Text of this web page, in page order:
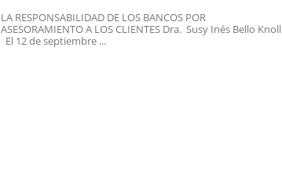
LA RESPONSABILIDAD DE LOS BANCOS POR
ASESORAMIENTO A LOS CLIENTES Dra. Susy Inés Bello Knoll
El 12 de septiembre ...